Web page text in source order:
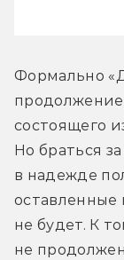
Формально
состоящего
Но браться
в надежде
оставленные
не будет. К
не